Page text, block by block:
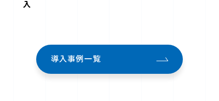
入
導入事例一覧